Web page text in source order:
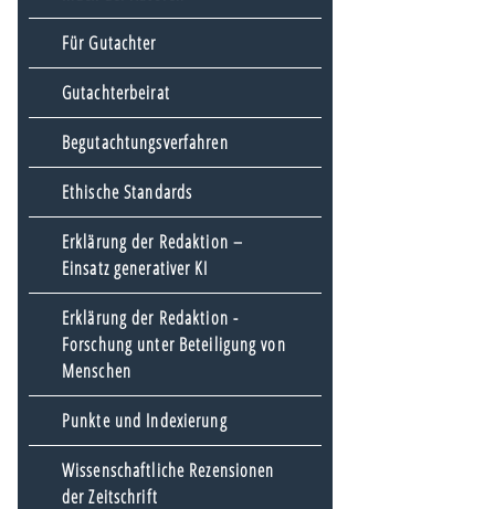
Für Gutachter
Gutachterbeirat
Begutachtungsverfahren
Ethische Standards
Erklärung der Redaktion –
Einsatz generativer KI
Erklärung der Redaktion -
Forschung unter Beteiligung von
Menschen
Punkte und Indexierung
Wissenschaftliche Rezensionen
der Zeitschrift